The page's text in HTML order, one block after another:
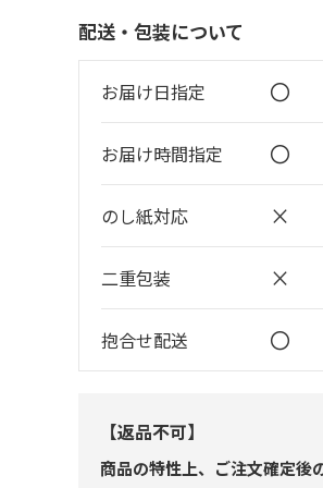
配送・包装について
お届け日指定 〇
お届け時間指定 〇
のし紙対応 ×
二重包装 ×
抱合せ配送 〇
【返品不可】
商品の特性上、ご注文確定後